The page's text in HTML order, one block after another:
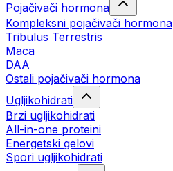
Pojačivači hormona
Kompleksni pojačivači hormona
Tribulus Terrestris
Maca
DAA
Ostali pojačivači hormona
Ugljikohidrati
Brzi ugljikohidrati
All-in-one proteini
Energetski gelovi
Spori ugljikohidrati